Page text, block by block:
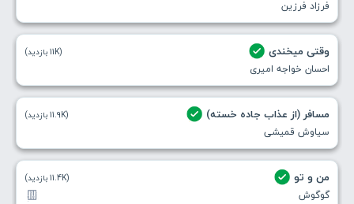
فرزاد فرزین
وقتی میخندی
احسان خواجه امیری
(11K بازدید)
مسافر (از عذاب جاده خسته)
سیاوش قمیشی
(11.9K بازدید)
من و تو
گوگوش
(11.4K بازدید)